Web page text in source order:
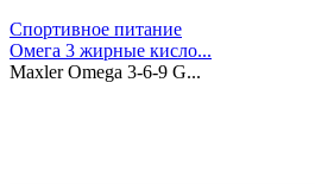
Спортивное питание
Омега 3 жирные кисло...
Maxler Omega 3-6-9 G...